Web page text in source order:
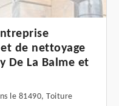
de nettoyage
De La Balme et
le 81490, Toiture